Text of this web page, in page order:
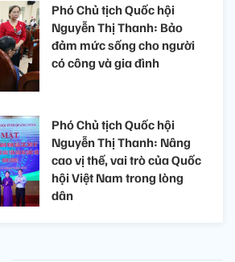
Phó Chủ tịch Quốc hội
Nguyễn Thị Thanh: Bảo
đảm mức sống cho người
có công và gia đình
Phó Chủ tịch Quốc hội
Nguyễn Thị Thanh: Nâng
cao vị thế, vai trò của Quốc
hội Việt Nam trong lòng
dân